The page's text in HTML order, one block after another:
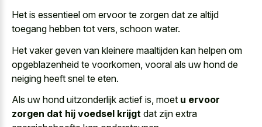
Het is essentieel om ervoor te zorgen dat ze altijd
toegang hebben tot vers, schoon water.
Het vaker geven van kleinere maaltijden kan helpen om
opgeblazenheid te voorkomen, vooral als uw hond de
neiging heeft snel te eten.
Als uw hond uitzonderlijk actief is, moet u ervoor
zorgen dat hij voedsel krijgt dat zijn extra